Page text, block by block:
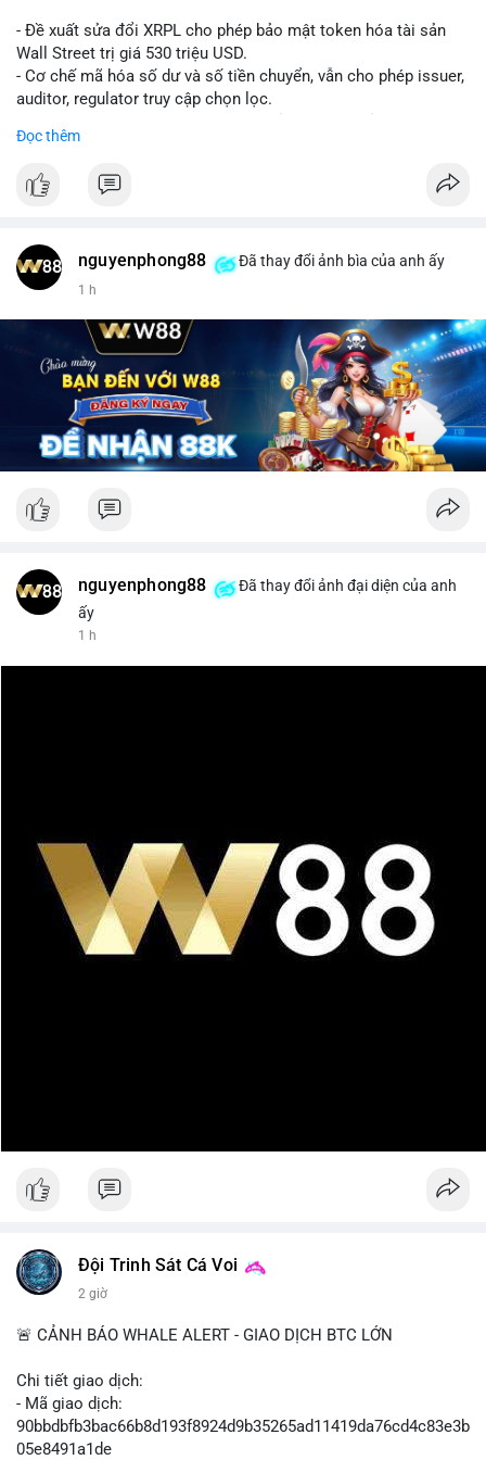
- Đề xuất sửa đổi XRPL cho phép bảo mật token hóa tài sản
Wall Street trị giá 530 triệu USD.
- Cơ chế mã hóa số dư và số tiền chuyển, vẫn cho phép issuer,
auditor, regulator truy cập chọn lọc.
tài chính.
chức tài chính.
$xrp
#titanbot
📰 Nguồn: CoinDesk
Đọc thêm
nguyenphong88 Đã thay đổi ảnh bìa của anh ấy
1 h
nguyenphong88
Đã thay đổi ảnh đại diện của anh
ấy
1 h
Đội Trinh Sát Cá Voi
2 giờ
🚨 CẢNH BÁO WHALE ALERT - GIAO DỊCH BTC LỚN
Chi tiết giao dịch:
- Mã giao dịch:
90bbdbfb3bac66b8d193f8924d9b35265ad11419da76cd4c83e3b
05e8491a1de